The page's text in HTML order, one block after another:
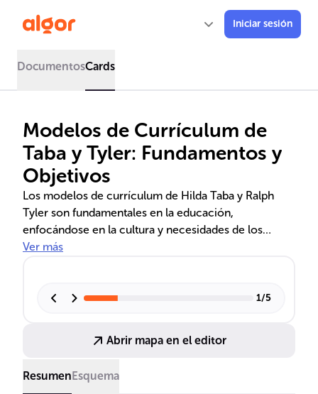
Iniciar sesión
DocumentosCards
Modelos de Currículum de
Taba y Tyler: Fundamentos y
Objetivos
Los modelos de currículum de Hilda Taba y Ralph
Tyler son fundamentales en la educación,
enfocándose en la cultura y necesidades de los
estudiantes. Taba propone un enfoque sociocultural
modelos han influenciado la planificación y
Ver más
1/5
Abrir mapa en el editor
ResumenEsquema